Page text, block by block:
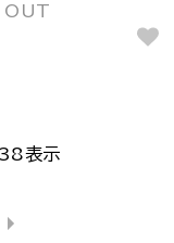
OUT
表示